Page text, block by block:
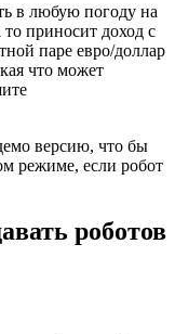
в любую погоду на
приносит доход с
паре евро/доллар
что может
версию, что бы
режиме, если робот
роботов